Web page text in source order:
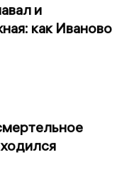
и
как Иваново